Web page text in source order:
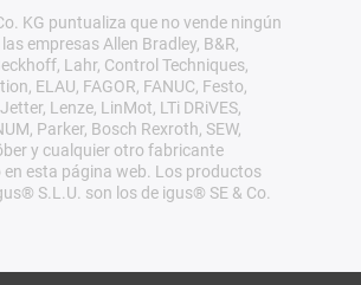
KG puntualiza que no vende ningún
empresas Allen Bradley, B&R,
Lahr, Control Techniques,
ELAU, FAGOR, FANUC, Festo,
Lenze, LinMot, LTi DRiVES,
Parker, Bosch Rexroth, SEW,
y cualquier otro fabricante
en esta página web. Los productos
S.L.U. son los de igus® SE & Co.